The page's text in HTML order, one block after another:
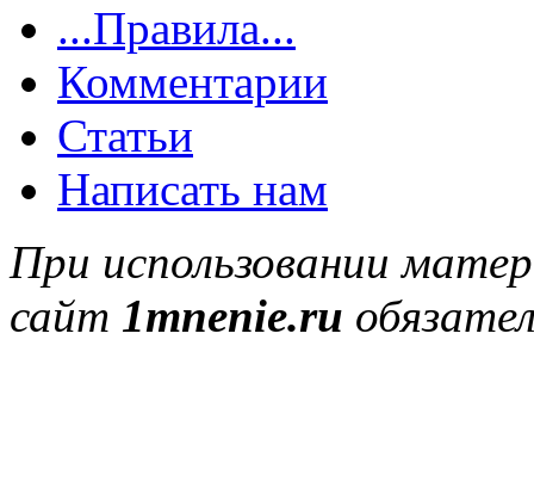
...Правила...
Комментарии
Статьи
Написать нам
При использовании
сайт 1mnenie.ru